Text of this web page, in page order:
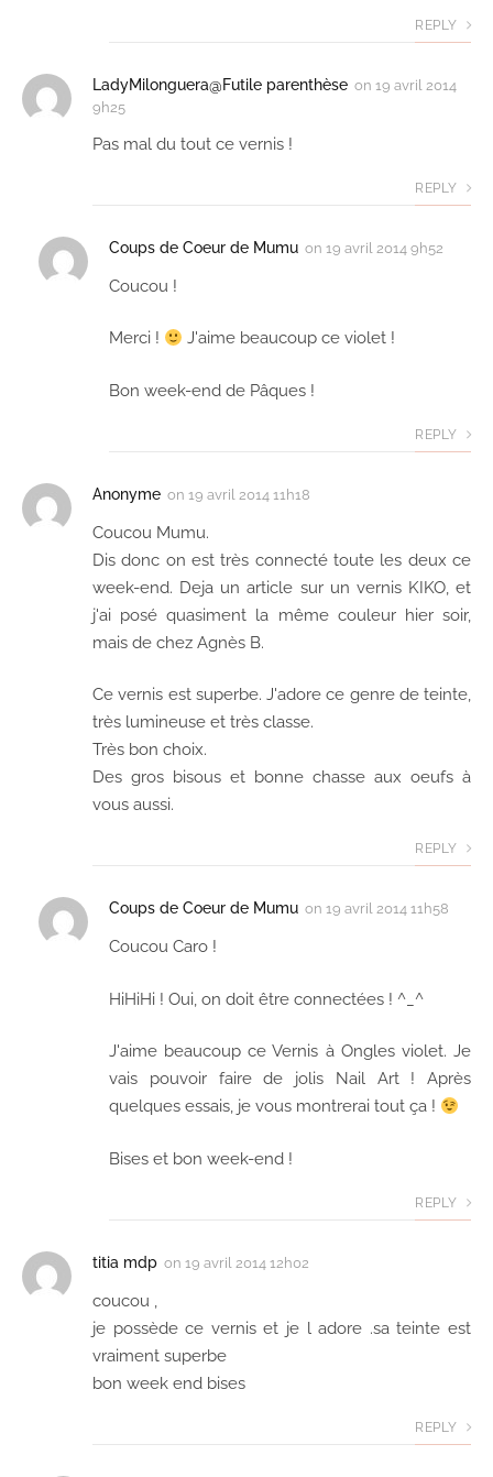
REPLY
LadyMilonguera@Futile parenthèse on 19 avril 2014
9h25
Pas mal du tout ce vernis !
REPLY
Coups de Coeur de Mumu on 19 avril 2014 9h52
Coucou !
Merci ! J'aime beaucoup ce violet !
Bon week-end de Pâques !
REPLY
Anonyme on 19 avril 2014 11h18
Coucou Mumu.
Dis donc on est très connecté toute les deux ce
week-end. Deja un article sur un vernis KIKO, et
j'ai posé quasiment la même couleur hier soir,
mais de chez Agnès B.
Ce vernis est superbe. J'adore ce genre de teinte,
très lumineuse et très classe.
Très bon choix.
Des gros bisous et bonne chasse aux oeufs à
vous aussi.
REPLY
Coups de Coeur de Mumu on 19 avril 2014 11h58
Coucou Caro !
HiHiHi ! Oui, on doit être connectées ! ^_^
J'aime beaucoup ce Vernis à Ongles violet. Je
vais pouvoir faire de jolis Nail Art ! Après
quelques essais, je vous montrerai tout ça !
Bises et bon week-end !
REPLY
titia mdp on 19 avril 2014 12h02
coucou ,
je possède ce vernis et je l adore .sa teinte est
vraiment superbe
bon week end bises
REPLY